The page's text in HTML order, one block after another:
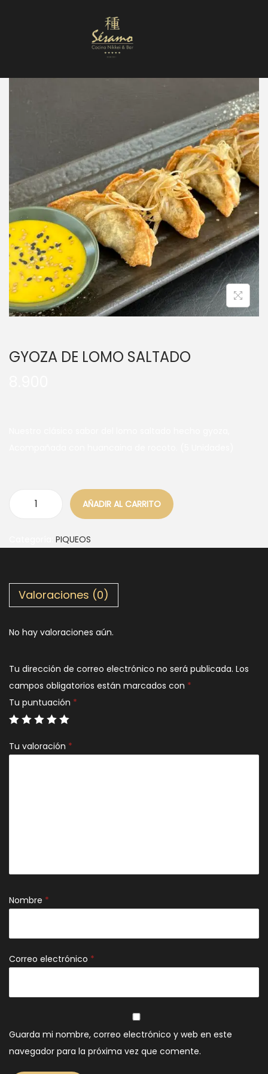
Nuestra Carta
GYOZA DE LOMO SALTADO
AÑADIR AL CARRITO
PIQUEOS
Valoraciones (0)
No hay valoraciones aún.
Tu dirección de correo electrónico no será publicada. Los
campos obligatorios están marcados con *
Tu puntuación *
Tu valoración *
Nombre *
Correo electrónico *
Guarda mi nombre, correo electrónico y web en este
navegador para la próxima vez que comente.